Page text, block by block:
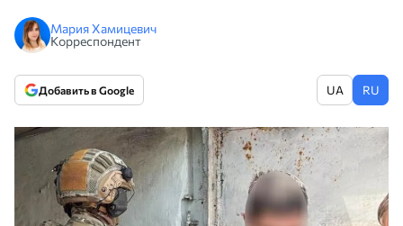
Мария Хамицевич
Корреспондент
Добавить в Google UA RU